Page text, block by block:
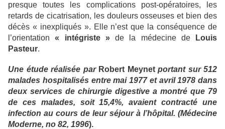
presque toutes les complications post-opératoires, les
retards de cicatrisation, les douleurs osseuses et bien des
décès « inexpliqués ». Elle n’est que la conséquence de
l’orientation« intégriste »de la médecine de
Louis
Pasteur.
Une étude réalisée par Robert Meynet portant sur 512
malades hospitalisés entre mai 1977 et avril 1978 dans
deux services de chirurgie digestive a montré que 79
de ces malades, soit 15,4%, avaient contracté une
infection au cours de leur séjour à l’hôpital. (Médecine
Moderne, no 82, 1996).